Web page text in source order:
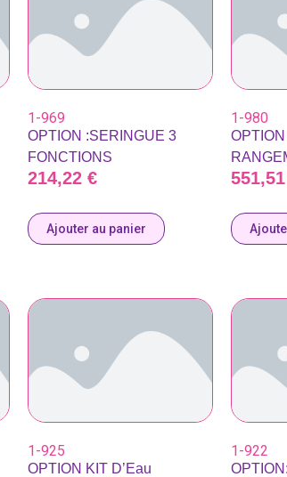
1-969
OPTION :SERINGUE 3
FONCTIONS
214,22 €
Ajouter au panier
1-980
551,51
1-925
OPTION KIT D’Eau
1-922